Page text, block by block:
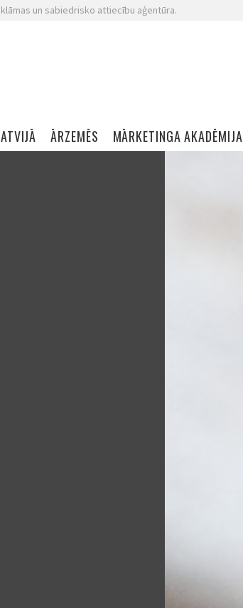
un sabiedrisko attiecību aģentūra.
ĀRZEMĒS MĀRKETINGA AKADĒMIJA